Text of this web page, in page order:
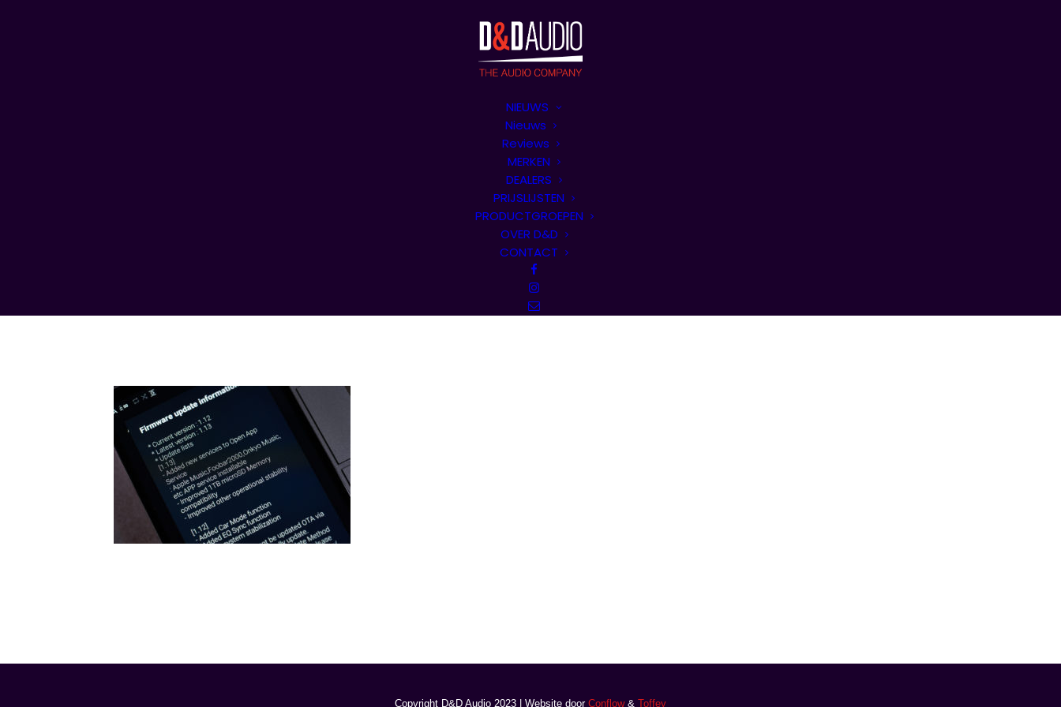
NIEUWS
Nieuws
Reviews
MERKEN
DEALERS
PRIJSLIJSTEN
PRODUCTGROEPEN
OVER D&D
CONTACT
Copyright D&D Audio 2023 | Website door Conflow& Toffey